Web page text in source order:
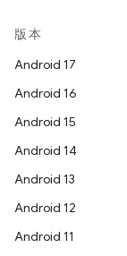
版本
Android 17
Android 16
Android 15
Android 14
Android 13
Android 12
Android 11